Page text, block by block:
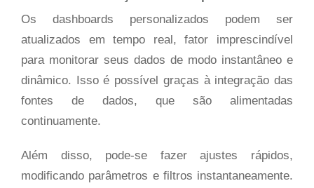
Os dashboards personalizados podem ser
atualizados em tempo real, fator imprescindível
para monitorar seus dados de modo instantâneo e
dinâmico. Isso é possível graças à integração das
fontes de dados, que são alimentadas
continuamente.
Além disso, pode-se fazer ajustes rápidos,
modificando parâmetros e filtros instantaneamente.